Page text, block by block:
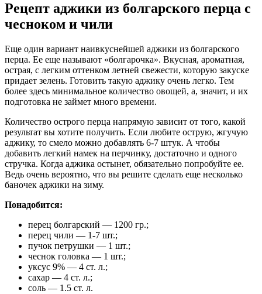
Рецепт аджики из болгарского перца с
чесноком и чили
Еще один вариант наивкуснейшей аджики из болгарского
перца. Ее еще называют «болгарочка». Вкусная, ароматная,
острая, с легким оттенком летней свежести, которую закуске
придает зелень. Готовить такую аджику очень легко. Тем
более здесь минимальное количество овощей, а, значит, и их
подготовка не займет много времени.
Количество острого перца напрямую зависит от того, какой
результат вы хотите получить. Если любите острую, жгучую
аджику, то смело можно добавлять 6-7 штук. А чтобы
добавить легкий намек на перчинку, достаточно и одного
стручка. Когда аджика остынет, обязательно попробуйте ее.
Ведь очень вероятно, что вы решите сделать еще несколько
баночек аджики на зиму.
Понадобится:
перец болгарский — 1200 гр.;
перец чили — 1-7 шт.;
пучок петрушки — 1 шт.;
чеснок головка — 1 шт.;
уксус 9% — 4 ст. л.;
сахар — 4 ст. л.;
соль — 1.5 ст. л.